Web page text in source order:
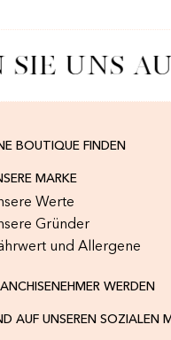
SIE UNS
BOUTIQUE FINDEN
MARKE
Werte
Gründer
und Allergene
WERDEN
AUF UNSEREN SOZIALEN